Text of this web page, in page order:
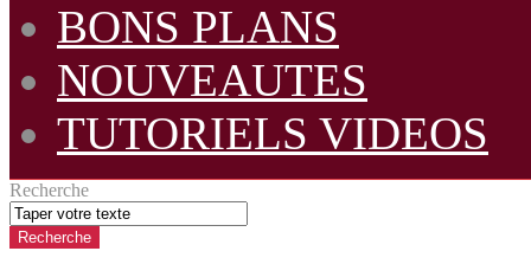
BONS PLANS
NOUVEAUTES
TUTORIELS VIDEOS
Recherche